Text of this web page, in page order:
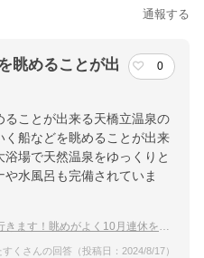
通報する
眺めることが出
0
ことが出来る天橋立温泉の
船などを眺めることが出来
場で天然温泉をゆっくりと
水風呂も完備されていま
めがよく10月連休を過ごすのにおすすめの温泉宿は？
すくさんの回答（投稿日：2024/8/17）